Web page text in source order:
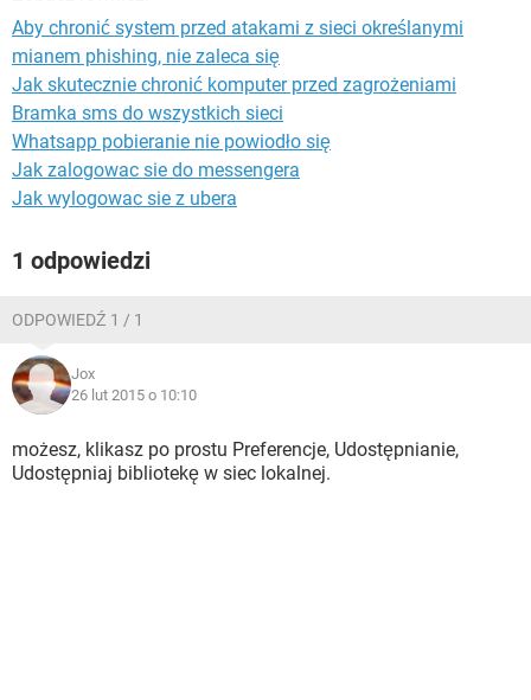
Aby chronić system przed atakami z sieci określanymi
mianem phishing, nie zaleca się
Jak skutecznie chronić komputer przed zagrożeniami
Bramka sms do wszystkich sieci
Whatsapp pobieranie nie powiodło się
Jak zalogowac sie do messengera
Jak wylogowac sie z ubera
1 odpowiedzi
ODPOWIEDŹ 1 / 1
Jox
26 lut 2015 o 10:10
możesz, klikasz po prostu Preferencje, Udostępnianie,
Udostępniaj bibliotekę w siec lokalnej.